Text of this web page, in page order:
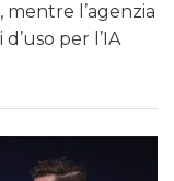
mentre l’agenzia
per l’IA